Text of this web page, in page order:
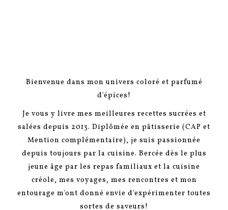
Bienvenue dans mon univers coloré et parfumé
d'épices!
Je vous y livre mes meilleures recettes sucrées et
salées depuis 2013. Diplômée en pâtisserie (CAP et
Mention complémentaire), je suis passionnée
depuis toujours par la cuisine. Bercée dès le plus
jeune âge par les repas familiaux et la cuisine
créole, mes voyages, mes rencontres et mon
entourage m'ont donné envie d'expérimenter toutes
sortes de saveurs!